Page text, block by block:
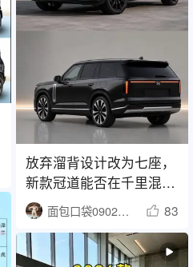
放弃溜背设计改为七座，
新款冠道能否在千里混合
动力中战胜新能源车？
面包口袋090226 83